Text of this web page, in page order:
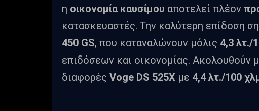
η οικονομία καυσίμου αποτελεί πλέον
κατασκευαστές. Την καλύτερη επίδοση
450 GS, που καταναλώνουν μόλις 4,3 λτ./
επιδόσεων και οικονομίας. Ακολουθούν
διαφορές Voge DS 525X με 4,4 λτ./100